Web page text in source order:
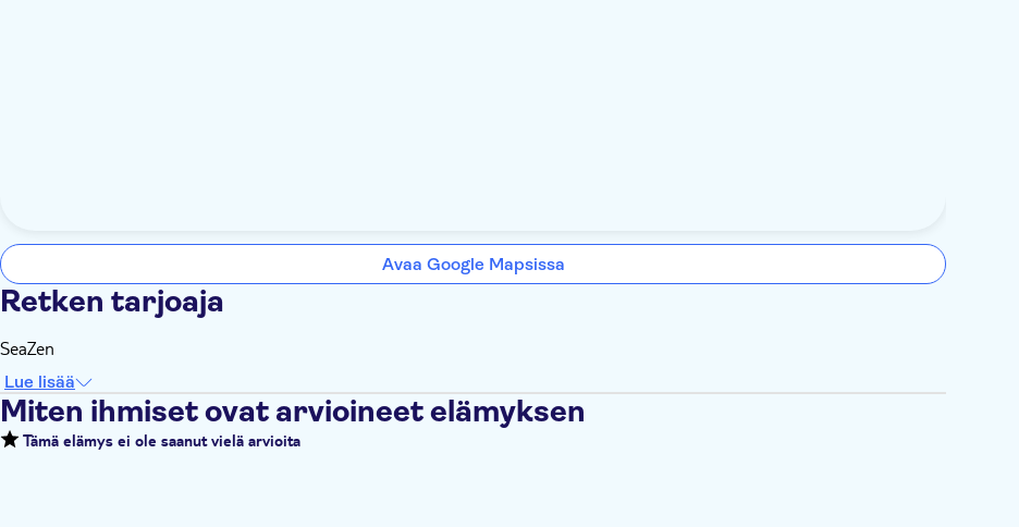
Avaa Google Mapsissa
Retken tarjoaja
SeaZen
Lue lisää
Miten ihmiset ovat arvioineet elämyksen
Tämä elämys ei ole saanut vielä arvioita